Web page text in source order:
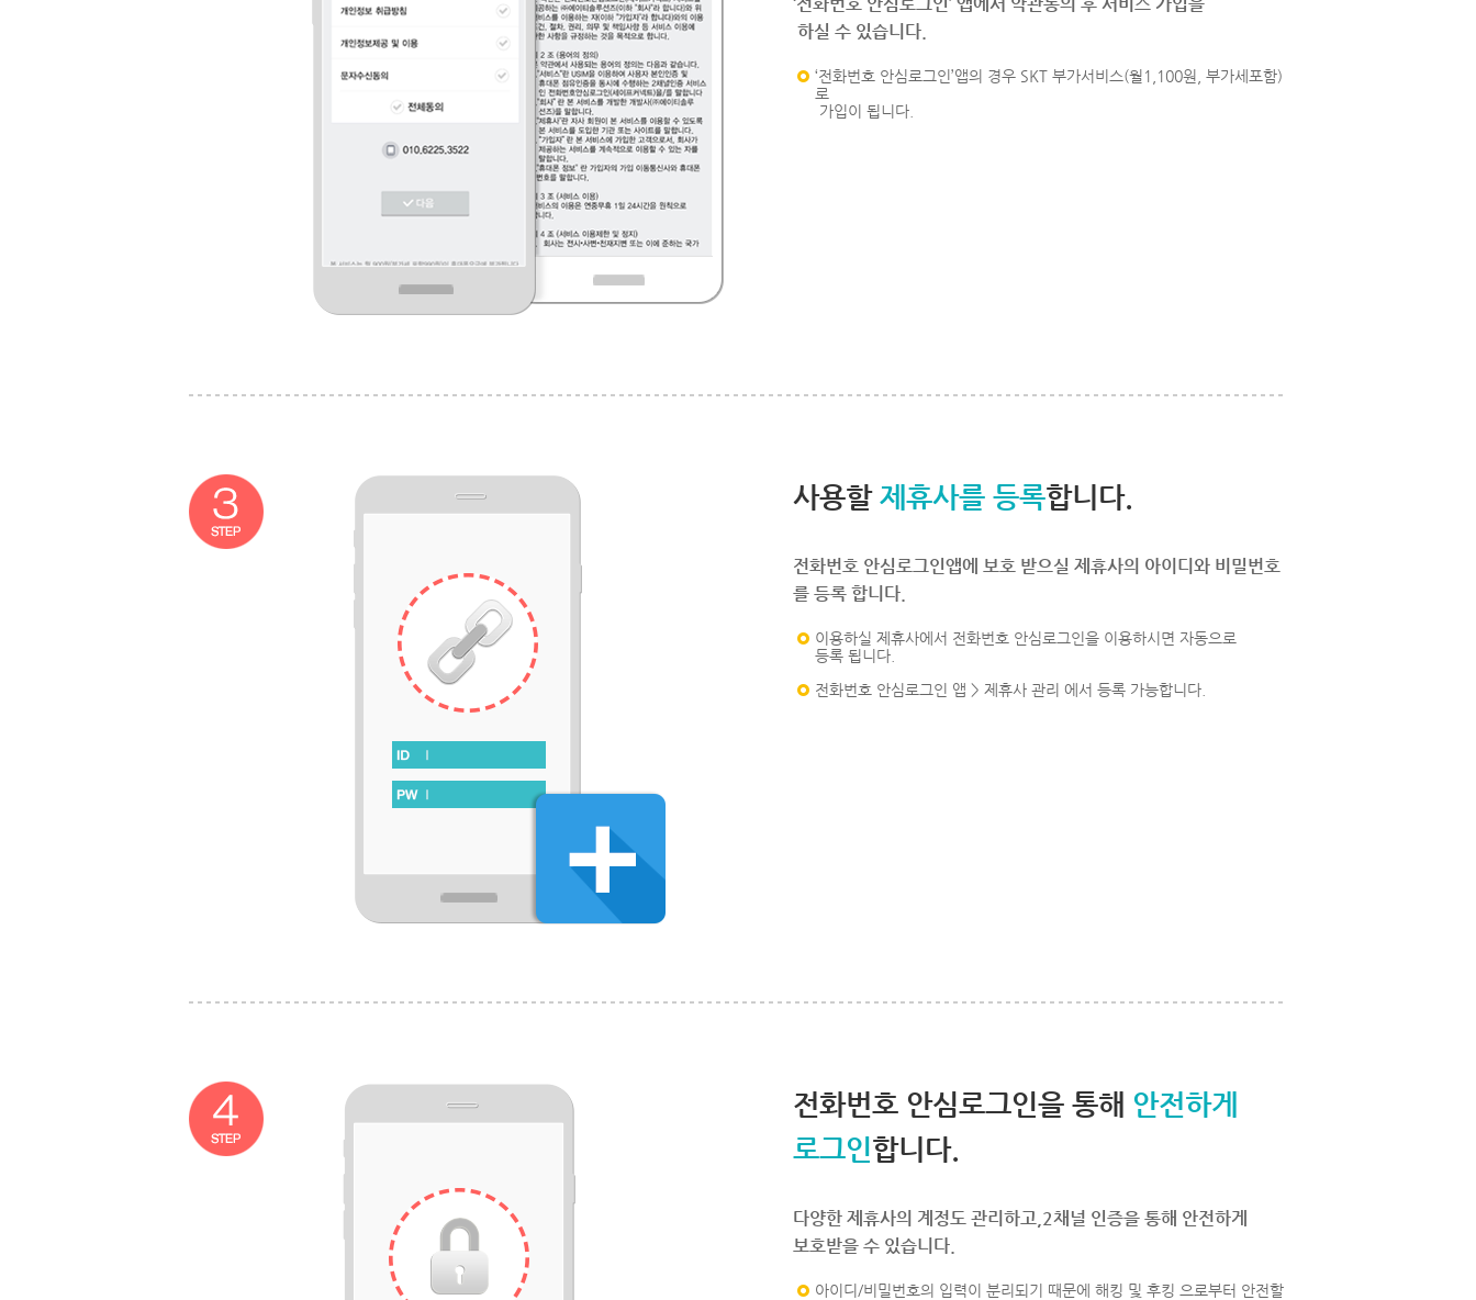
하실 수 있습니다.
‘전화번호 안심로그인’앱의 경우 SKT 부가서비스(월1,100원, 부가세포함)
로
가입이 됩니다.
사용할 제휴사를 등록합니다.
전화번호 안심로그인앱에 보호 받으실 제휴사의 아이디와 비밀번호
를 등록 합니다.
이용하실 제휴사에서 전화번호 안심로그인을 이용하시면 자동으로
등록 됩니다.
전화번호 안심로그인 앱 > 제휴사 관리 에서 등록 가능합니다.
전화번호 안심로그인을 통해 안전하게
로그인합니다.
다양한 제휴사의 계정도 관리하고,2채널 인증을 통해 안전하게
보호받을 수 있습니다.
아이디/비밀번호의 입력이 분리되기 때문에 해킹 및 후킹 으로부터 안전할